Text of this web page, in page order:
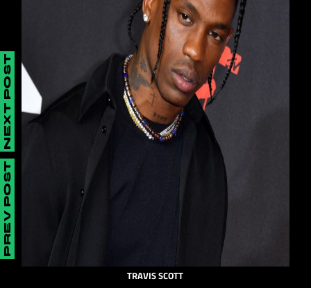
TRAVIS SCOTT
PREV POST
NEXT POST